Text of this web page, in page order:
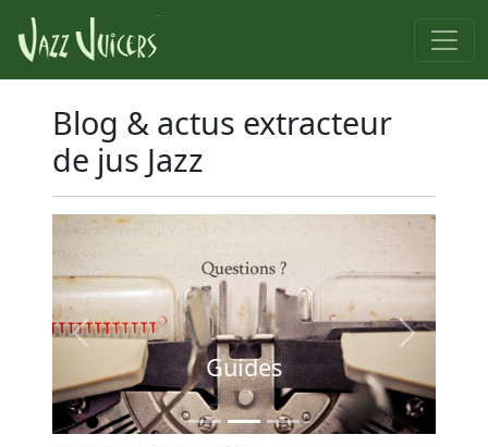
Blog & actus extracteur
de jus Jazz
Guides
Previous Next